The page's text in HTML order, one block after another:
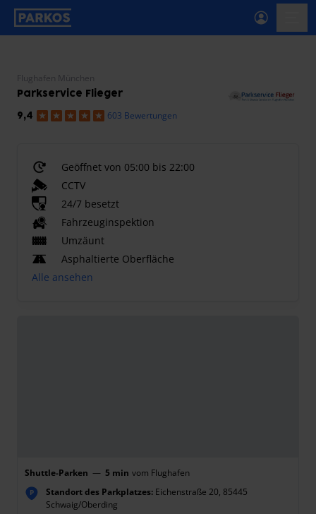
beschriftung-für-primäre-navigation
Flughafen München
Parkservice Flieger
9,4 603 Bewertungen
Geöffnet von 05:00 bis 22:00
CCTV
24/7 besetzt
Fahrzeuginspektion
Umzäunt
Asphaltierte Oberfläche
Alle ansehen
Shuttle-Parken — 5 min vom Flughafen
P Standort des Parkplatzes: Eichenstraße 20, 85445
Schwaig/Oberding